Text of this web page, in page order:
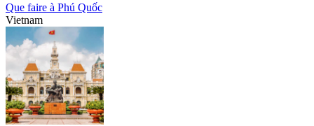
Que faire à Phú Quốc
Vietnam